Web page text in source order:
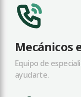
Mecánicos
Equipo de
ayudarte.